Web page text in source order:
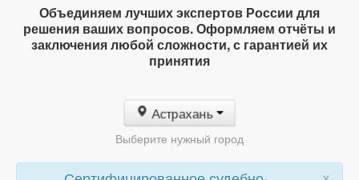
Объединяем лучших экспертов России для
решения ваших вопросов. Оформляем отчёты и
заключения любой сложности, с гарантией их
принятия
Астрахань
Выберите нужный город